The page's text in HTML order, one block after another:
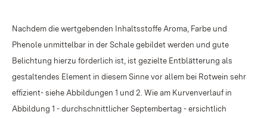
Nachdem die wertgebenden Inhaltsstoffe Aroma, Farbe und
Phenole unmittelbar in der Schale gebildet werden und gute
Belichtung hierzu förderlich ist, ist gezielte Entblätterung als
gestaltendes Element in diesem Sinne vor allem bei Rotwein sehr
effizient- siehe Abbildungen 1 und 2. Wie am Kurvenverlauf in
Abbildung 1 - durchschnittlicher Septembertag - ersichtlich